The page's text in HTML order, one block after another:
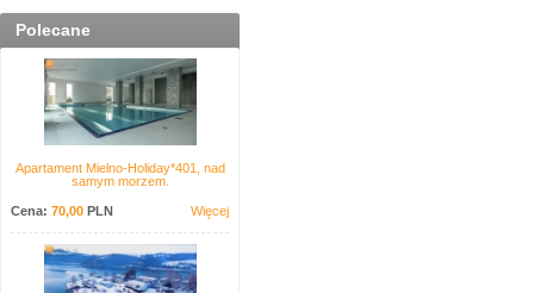
Polecane
Apartament Mielno-Holiday*401, nad
samym morzem.
Cena: 70,00 PLN Więcej